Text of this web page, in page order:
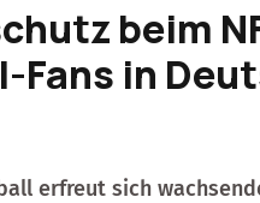
beim
Fans in
erfreut sich